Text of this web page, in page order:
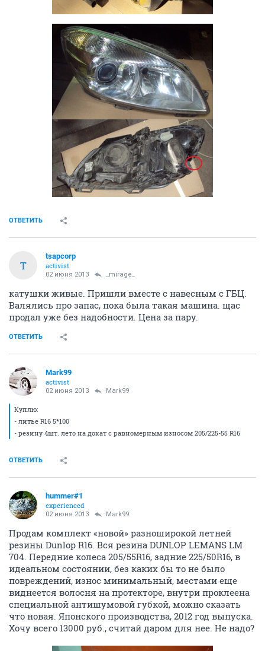
ОТВЕТИТЬ
T
tsapcorp
activist
02 июня 2013 _mirage_
катушки живые. Пришли вместе с навесным с ГБЦ.
Валялись про запас, пока была такая машина. щас
продал уже без надобности. Цена за пару.
ОТВЕТИТЬ
Mark99
activist
02 июня 2013 Mark99
Куплю:
- литье R16 5*100
- резину 4шт. лето на докат с равномерным износом 205/225-55 R16
ОТВЕТИТЬ
hummer#1
experienced
02 июня 2013 Mark99
Продам комплект «новой» разноширокой летней
резины Dunlop R16. Вся резина DUNLOP LEMANS LM
704. Передние колеса 205/55R16, задние 225/50R16, в
идеальном состоянии, без каких бы то не было
повреждений, износ минимальный, местами еще
виднеется волосня на протекторе, внутри проклеена
специальной антишумовой губкой, можно сказать
что новая. Японского производства, 2012 год выпуска.
Хочу всего 13000 руб., считай даром для нее. Не надо?